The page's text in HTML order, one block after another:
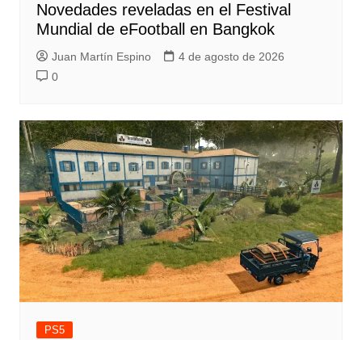
Novedades reveladas en el Festival
Mundial de eFootball en Bangkok
Juan Martín Espino
4 de agosto de 2026
0
PS5